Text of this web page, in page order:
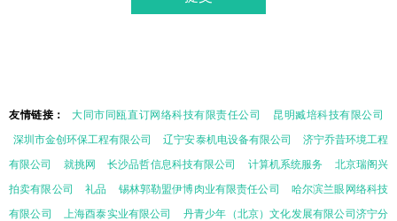
友情链接： 大同市同瓯直订网络科技有限责任公司
昆明臧培科技有限公司
深圳市金创环保工程有限公司
辽宁安泰机电设备有限公司
济宁乔昔环境工程
有限公司
就挑网 长沙品哲信息科技有限公司 计算机系统服务
北京瑞阁兴
拍卖有限公司
礼品 锡林郭勒盟伊博肉业有限责任公司
哈尔滨兰眼网络科技
有限公司
上海酉泰实业有限公司
丹青少年（北京）文化发展有限公司济宁分